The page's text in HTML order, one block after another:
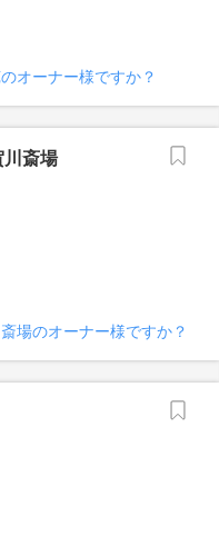
オーナー様ですか？
斎場
場のオーナー様ですか？